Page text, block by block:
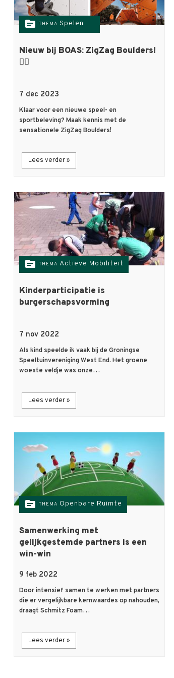
topic THEMA Spelen
Nieuw bij BOAS: ZigZag Boulders!
🧗‍♀️
7 dec 2023
Klaar voor een nieuwe speel- en
sportbeleving? Maak kennis met de
sensationele ZigZag Boulders!
Lees verder »
topic THEMA Actieve Mobiliteit
Kinderparticipatie is
burgerschapsvorming
7 nov 2022
Als kind speelde ik vaak bij de Groningse
Speeltuinvereniging West End. Het groene
woeste veldje was onze…
Lees verder »
topic THEMA Openbare Ruimte
Samenwerking met
gelijkgestemde partners is een
win-win
9 feb 2022
Door intensief samen te werken met partners
die er vergelijkbare kernwaardes op nahouden,
draagt Schmitz Foam…
Lees verder »